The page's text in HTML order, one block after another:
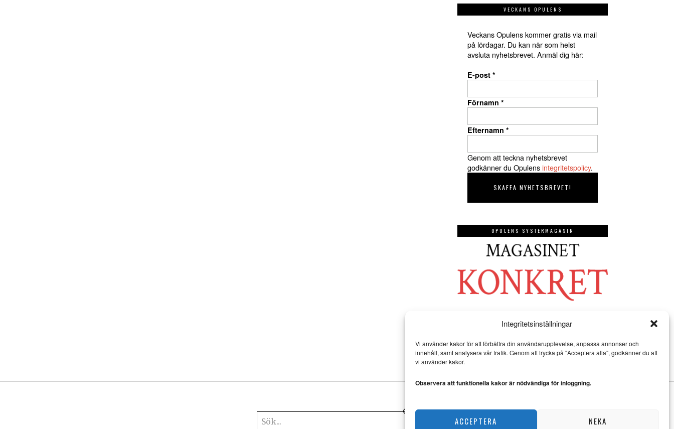
Integritetsinställningar
Vi använder kakor för att förbättra din användarupplevelse, anpassa annonser och
innehåll, samt analysera vår trafik. Genom att trycka på "Acceptera alla", godkänner du att
vi använder kakor.
Observera att funktionella kakor är nödvändiga för inloggning.
ACCEPTERA NEKA
VECKANS OPULENS
Veckans Opulens kommer gratis via mail
på lördagar. Du kan när som helst
avsluta nyhetsbrevet. Anmäl dig här:
E-post *
Förnamn *
Efternamn *
Genom att teckna nyhetsbrevet
godkänner du Opulensintegritetspolicy.
OPULENS SYSTERMAGASIN